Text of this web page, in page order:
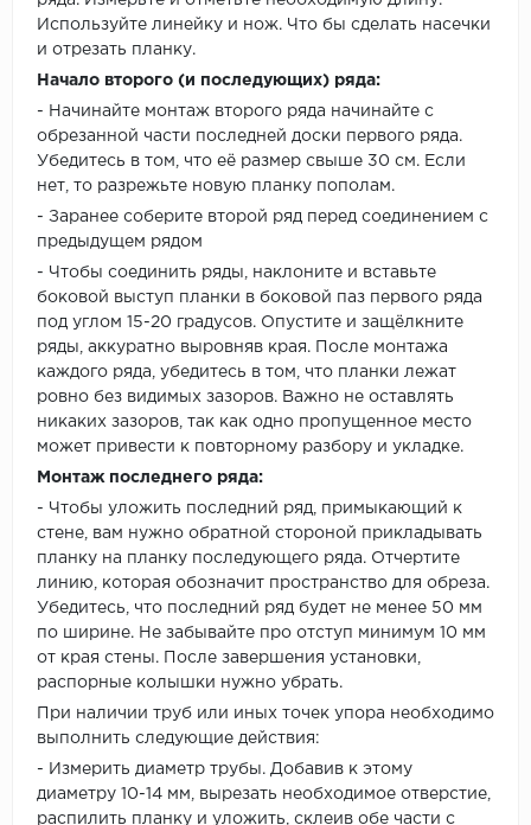
Используйте линейку и нож. Что бы сделать насечки
и отрезать планку.
Начало второго (и последующих) ряда:
- Начинайте монтаж второго ряда начинайте с
обрезанной части последней доски первого ряда.
Убедитесь в том, что её размер свыше 30 см. Если
нет, то разрежьте новую планку пополам.
- Заранее соберите второй ряд перед соединением с
предыдущем рядом
- Чтобы соединить ряды, наклоните и вставьте
боковой выступ планки в боковой паз первого ряда
под углом 15-20 градусов. Опустите и защёлкните
ряды, аккуратно выровняв края. После монтажа
каждого ряда, убедитесь в том, что планки лежат
ровно без видимых зазоров. Важно не оставлять
никаких зазоров, так как одно пропущенное место
может привести к повторному разбору и укладке.
Монтаж последнего ряда:
- Чтобы уложить последний ряд, примыкающий к
стене, вам нужно обратной стороной прикладывать
планку на планку последующего ряда. Отчертите
линию, которая обозначит пространство для обреза.
Убедитесь, что последний ряд будет не менее 50 мм
по ширине. Не забывайте про отступ минимум 10 мм
от края стены. После завершения установки,
распорные колышки нужно убрать.
При наличии труб или иных точек упора необходимо
выполнить следующие действия:
- Измерить диаметр трубы. Добавив к этому
диаметру 10-14 мм, вырезать необходимое отверстие,
распилить планку и уложить, склеив обе части с